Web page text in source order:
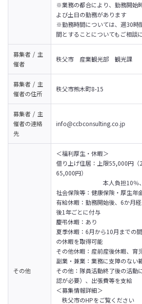
※業務の都合により、勤務開始
よび土日の勤務があります
※勤務時間については、週30
間とすることについてもご相談
募集者 / 主
催者
秩父市　産業観光部　観光課
募集者 / 主
催者の住所
秩父市熊木町8-15
募集者 / 主
催者の連絡
先
info@ccbconsulting.co.jp
その他
＜福利厚生・休暇＞
借り上げ住居：上限55,000円（
65,000円）
本人負担10％、水光
社会保険等：健康保険・厚生年
有給休暇：勤務開始後、6か月
後1年ごとに付与
慶弔休暇：あり
夏季休暇：6月から10月までの
の休暇を取得可能
その他休暇：産前産後休暇、育
副業・兼業：業務に支障のない
その他：隊員活動終了後の活動
認が必要）、出張費等を支給
＜募集情報詳細＞
秩父市のHPをご覧ください